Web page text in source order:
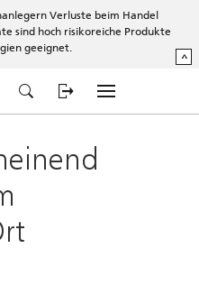
Verluste beim Handel
sind hoch risikoreiche Produkte
geeignet.
^